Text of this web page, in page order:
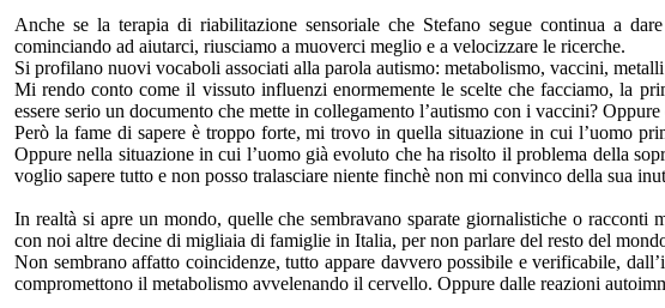
Anche se la terapia di riabilitazione sensoriale che Stefano segue continua a
cominciando ad aiutarci, riusciamo a muoverci meglio e a velocizzare le ricerche.
Si profilano nuovi vocaboli associati alla parola autismo: metabolismo, vaccini,
Mi rendo conto come il vissuto influenzi enormemente le scelte che facciamo, la
essere serio un documento che mette in collegamento l’autismo con i vaccini?
Però la fame di sapere è troppo forte, mi trovo in quella situazione in cui l’uomo
Oppure nella situazione in cui l’uomo già evoluto che ha risolto il problema della
voglio sapere tutto e non posso tralasciare niente finchè non mi convinco della sua
In realtà si apre un mondo, quelle che sembravano sparate giornalistiche o
con noi altre decine di migliaia di famiglie in Italia, per non parlare del resto del
Non sembrano affatto coincidenze, tutto appare davvero possibile e verificabile,
compromettono il metabolismo avvelenando il cervello. Oppure dalle reazioni